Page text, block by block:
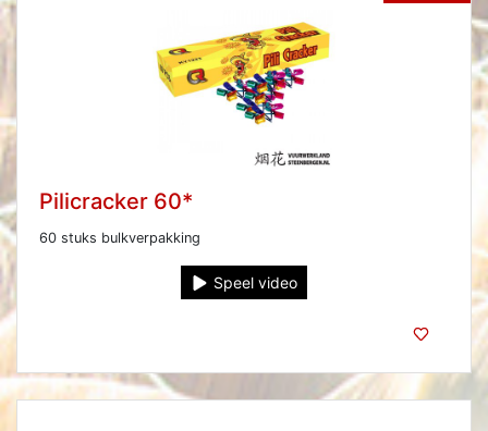
Pilicracker 60*
60 stuks bulkverpakking
Speel video